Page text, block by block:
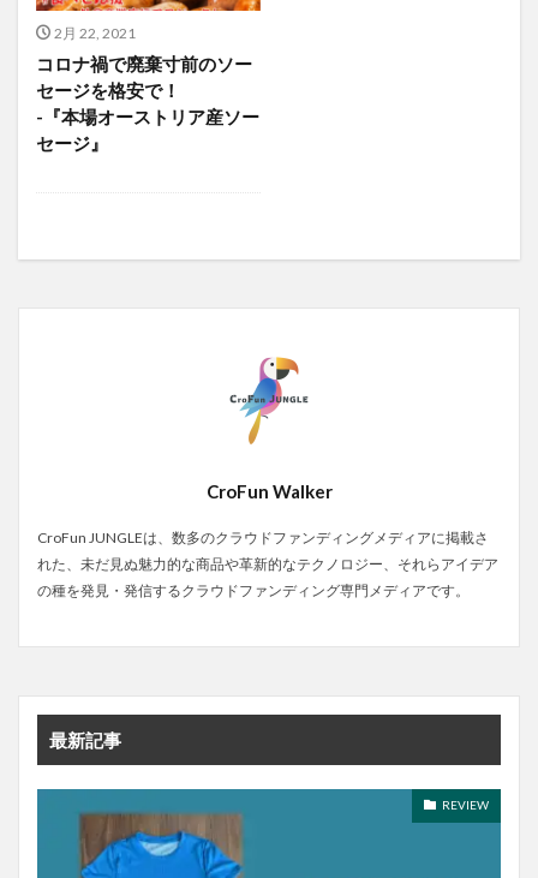
2月 22, 2021
コロナ禍で廃棄寸前のソー
セージを格安で！
-『本場オーストリア産ソー
セージ』
CroFun Walker
CroFun JUNGLEは、数多のクラウドファンディングメディアに掲載さ
れた、未だ見ぬ魅力的な商品や革新的なテクノロジー、それらアイデア
の種を発見・発信するクラウドファンディング専門メディアです。
最新記事
REVIEW